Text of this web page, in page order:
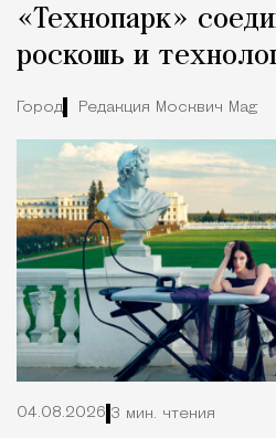
«Технопарк»
роскошь и
Город Редакция Москвич Mag
04.08.2026 3 мин. чтения